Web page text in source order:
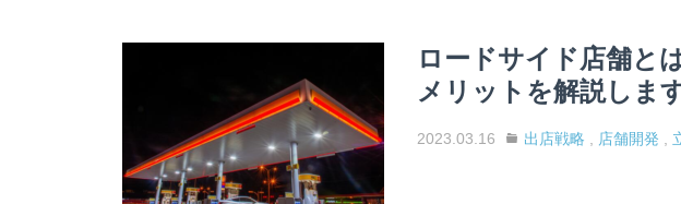
ロードサイド店舗と
メリットを解説しま
2023.03.16 出店戦略 , 店舗開発 ,